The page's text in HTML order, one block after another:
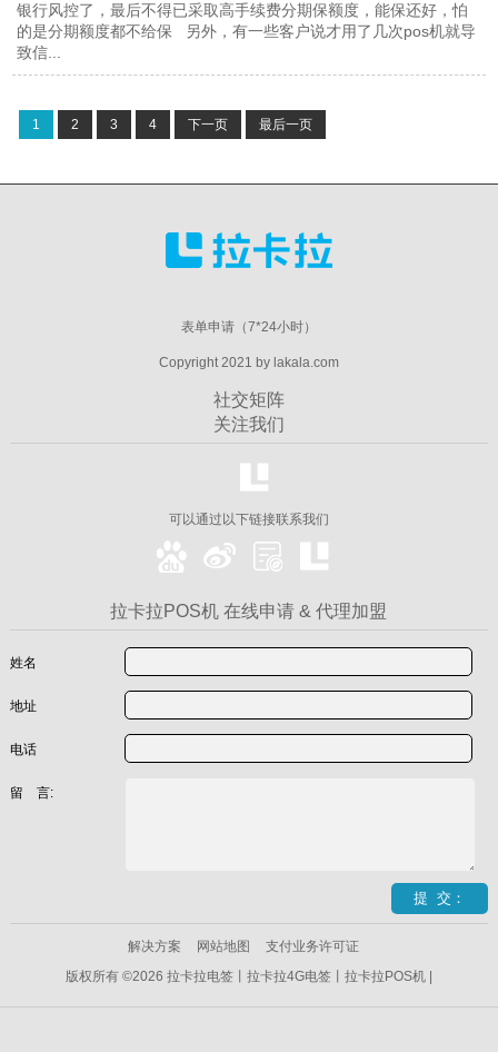
银行风控了，最后不得已采取高手续费分期保额度，能保还好，怕
的是分期额度都不给保 另外，有一些客户说才用了几次pos机就导
致信...
1 2 3 4 下一页 最后一页
表单申请（7*24小时）
Copyright 2021 by lakala.com
社交矩阵
关注我们
可以通过以下链接联系我们
拉卡拉POS机 在线申请 & 代理加盟
姓名
地址
电话
留 言:
解决方案 网站地图
支付业务许可证
版权所有 ©2026 拉卡拉电签丨拉卡拉4G电签丨拉卡拉POS机 |